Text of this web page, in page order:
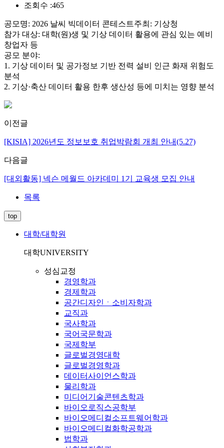
조회수 :465
공모명: 2026 날씨 빅데이터 콘테스트주최: 기상청
참가 대상: 대학(원)생 및 기상 데이터 활용에 관심 있는 예비
창업자 등
공모 분야:
1. 기상 데이터 및 공가정보 기반 전력 설비 인근 화재 위험도
분석
2. 기상·축산 데이터 활용 한후 생산성 등에 미치는 영향 분석
이전글
[KISIA] 2026년도 정보보호 취업박람회 개최 안내(5.27)
다음글
[대외활동] 넥슨 메월드 아카데미 1기 교육생 모집 안내
목록
top
대학/대학원
대학UNIVERSITY
성심교정
경영학과
경제학과
공간디자인ㆍ소비자학과
교직과
국사학과
국어국문학과
국제학부
글로벌경영대학
글로벌경영학과
데이터사이언스학과
물리학과
미디어기술콘텐츠학과
바이오로직스공학부
바이오메디컬소프트웨어학과
바이오메디컬화학공학과
법학과